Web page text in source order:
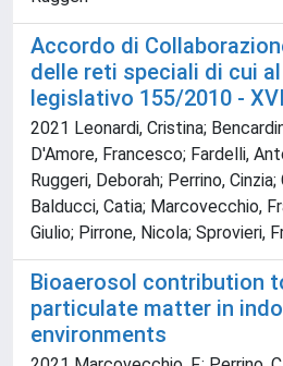
Accordo di
delle reti speciali di cui
legislativo 155/2010 -
2021 Leonardi, Cristina;
D'Amore, Francesco; Fardelli,
Ruggeri, Deborah; Perrino,
Balducci, Catia; Marcovecchio,
Giulio; Pirrone, Nicola; Sprovieri,
Bioaerosol contribution
particulate matter in
environments